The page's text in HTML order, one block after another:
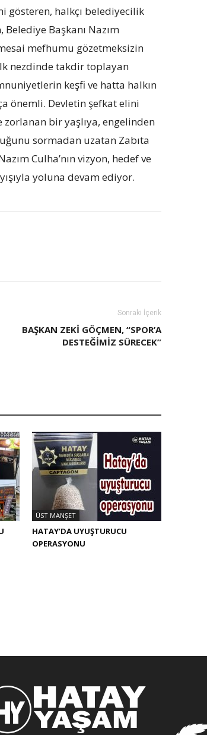
gösteren, halkçı belediyecilik
Başkanı Nazım
mefhumu gözetmeksizin
nezdinde takdir toplayan
keşfi ve hatta halkın
önemli. Devletin şefkat elini
bir yaşlıya, engelinden
sormadan uzatan Zabıta
Culha’nın vizyon, hedef ve
yoluna devam ediyor.
Sonraki İçerik
BAŞKAN ZEKI GÖÇMEN, “SPOR’A
DESTEĞİMİZ SÜRECEK”
ÜST MANŞET
HATAY’DA UYUŞTURUCU
OPERASYONU